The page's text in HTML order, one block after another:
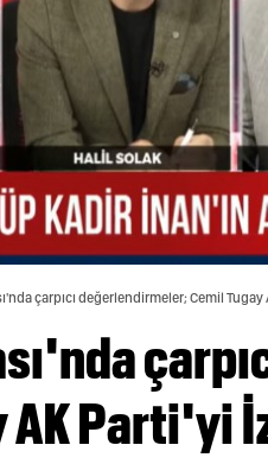
çarpıcı değerlendirmeler; Cemil Tugay
AK Parti'yi